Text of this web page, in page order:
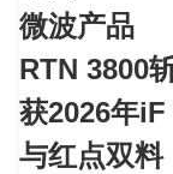
微波产品
RTN 3800
获2026年iF
与红点双料